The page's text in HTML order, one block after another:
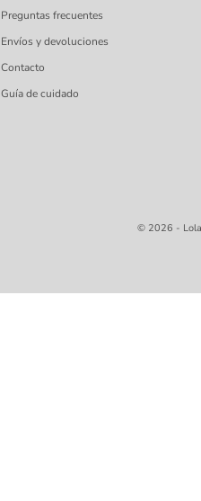
Preguntas frecuentes
Envíos y devoluciones
Contacto
Guía de cuidado
© 2026 -